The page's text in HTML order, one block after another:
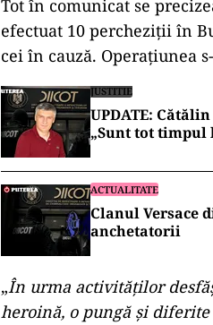
Tot în comunicat se
efectuat 10 percheziţii în
cei în cauză. Operațiunea
JUSTITIE
UPDATE:
„Sunt tot timpul
ACTUALITATE
Clanul Versace
anchetatorii
„În urma activităţilor
heroină, o pungă şi